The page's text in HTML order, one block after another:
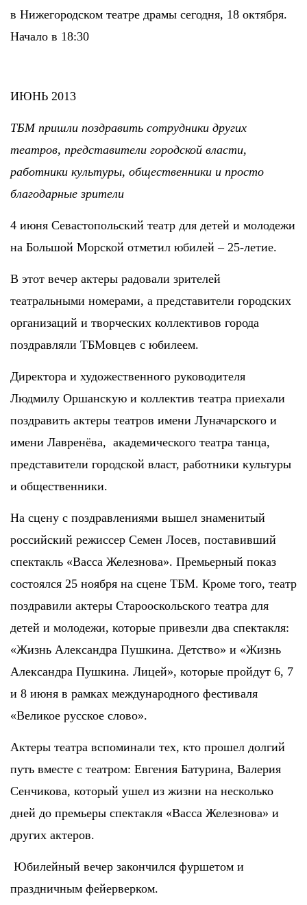
в Нижегородском театре драмы сегодня, 18 октября.
Начало в 18:30
ИЮНЬ 2013
ТБМ пришли поздравить сотрудники других
театров, представители городской власти,
работники культуры, общественники и просто
благодарные зрители
4 июня Севастопольский театр для детей и молодежи
на Большой Морской отметил юбилей – 25-летие.
В этот вечер актеры радовали зрителей
театральными номерами, а представители городских
организаций и творческих коллективов города
поздравляли ТБМовцев с юбилеем.
Директора и художественного руководителя
Людмилу Оршанскую и коллектив театра приехали
поздравить актеры театров имени Луначарского и
имени Лавренёва, академического театра танца,
представители городской власт, работники культуры
и общественники.
На сцену с поздравлениями вышел знаменитый
российский режиссер Семен Лосев, поставивший
спектакль «Васса Железнова». Премьерный показ
состоялся 25 ноября на сцене ТБМ. Кроме того, театр
поздравили актеры Старооскольского театра для
детей и молодежи, которые привезли два спектакля:
«Жизнь Александра Пушкина. Детство» и «Жизнь
Александра Пушкина. Лицей», которые пройдут 6, 7
и 8 июня в рамках международного фестиваля
«Великое русское слово».
Актеры театра вспоминали тех, кто прошел долгий
путь вместе с театром: Евгения Батурина, Валерия
Сенчикова, который ушел из жизни на несколько
дней до премьеры спектакля «Васса Железнова» и
других актеров.
Юбилейный вечер закончился фуршетом и
праздничным фейерверком.